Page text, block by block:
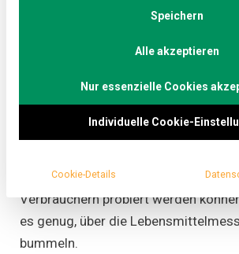
der Grünen Woche 2025.
Dieses Wochenende haben
erkunden. Ob man dabei die
oder Köstlichkeiten aus aller Welt
der Messe zum ersten Mal von
Verbrauchern probiert werden
es genug, über die
bummeln.
Speichern
Alle akzeptieren
Nur essenzielle Cookies
Individuelle Cookie-
Cookie-Details